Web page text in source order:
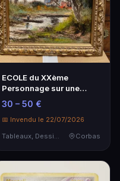
ECOLE du XXème
Personnage sur une
barque
30 – 50 €
📅 Invendu le 22/07/2026
Corbas